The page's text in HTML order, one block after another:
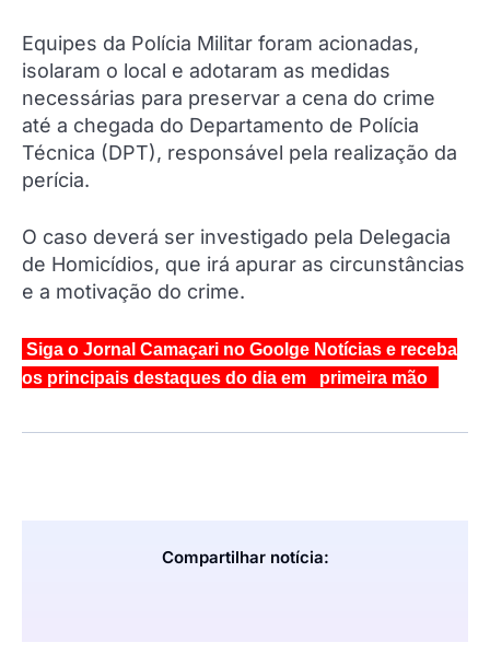
Equipes da Polícia Militar foram acionadas,
isolaram o local e adotaram as medidas
necessárias para preservar a cena do crime
até a chegada do Departamento de Polícia
Técnica (DPT), responsável pela realização da
perícia.
O caso deverá ser investigado pela Delegacia
de Homicídios, que irá apurar as circunstâncias
e a motivação do crime.
Siga o Jornal Camaçari no Goolge Notícias e receba
os principais destaques do dia em primeira mão
Compartilhar notícia: